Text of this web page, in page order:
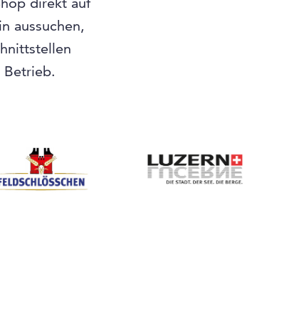
aussuchen,
Betrieb.